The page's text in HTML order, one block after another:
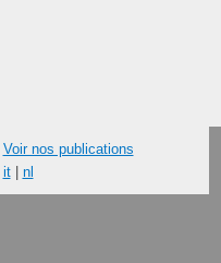
Voir nos publications
it| nl